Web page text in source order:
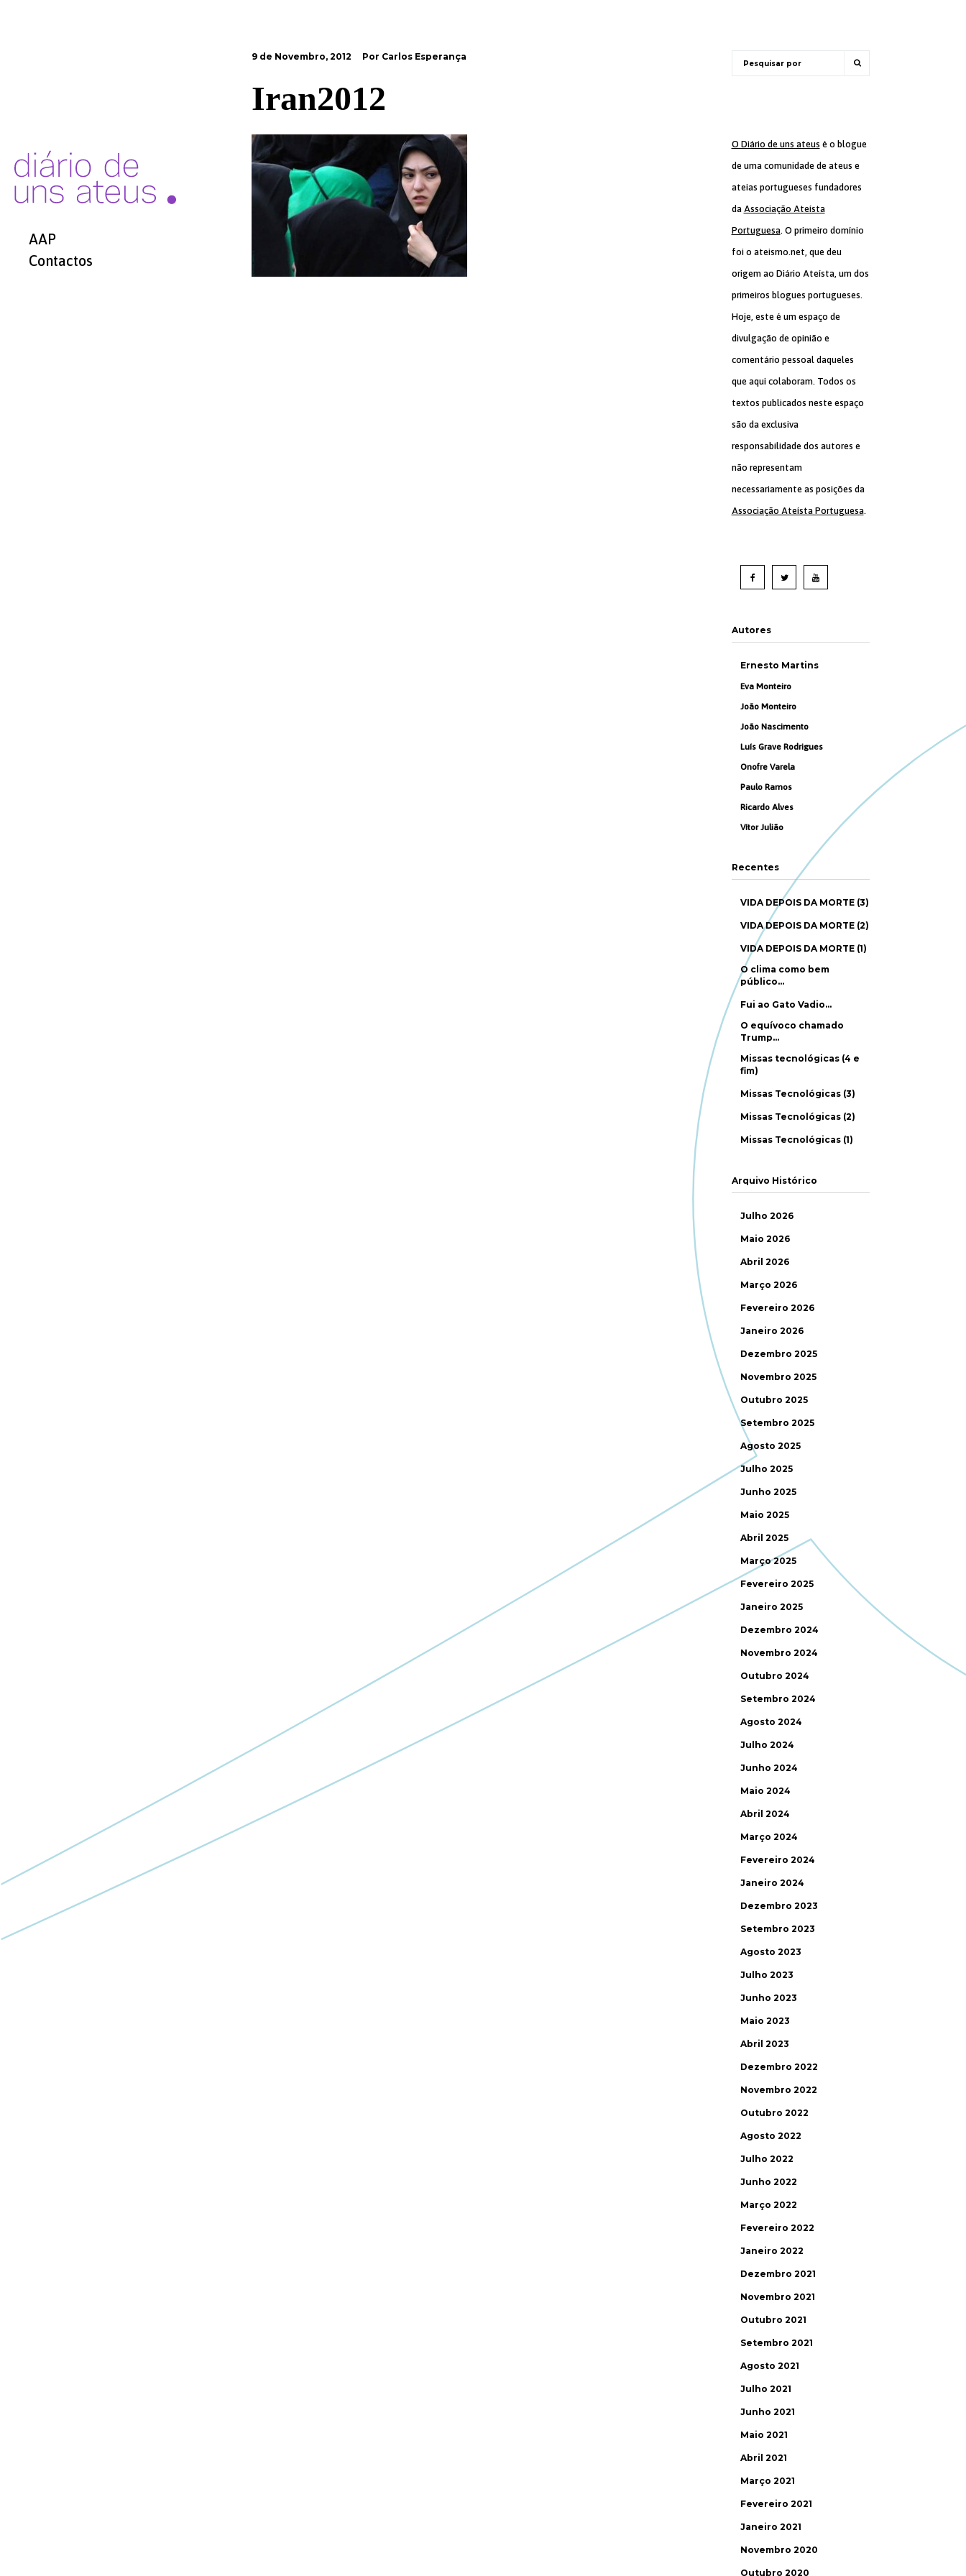
AAP
Contactos
9 de Novembro, 2012 Por Carlos Esperança
Iran2012
O Diário de uns ateus é o blogue
de uma comunidade de ateus e
ateias portugueses fundadores
da Associação Ateísta
Portuguesa. O primeiro domínio
foi o ateismo.net, que deu
origem ao Diário Ateísta, um dos
primeiros blogues portugueses.
Hoje, este é um espaço de
divulgação de opinião e
comentário pessoal daqueles
que aqui colaboram. Todos os
textos publicados neste espaço
são da exclusiva
responsabilidade dos autores e
não representam
necessariamente as posições da
Associação Ateísta Portuguesa.
Autores
Ernesto Martins
Eva Monteiro
João Monteiro
João Nascimento
Luís Grave Rodrigues
Onofre Varela
Paulo Ramos
Ricardo Alves
Vítor Julião
Recentes
VIDA DEPOIS DA MORTE (3)
VIDA DEPOIS DA MORTE (2)
VIDA DEPOIS DA MORTE (1)
O clima como bem
público…
Fui ao Gato Vadio…
O equívoco chamado
Trump…
Missas tecnológicas (4 e
fim)
Missas Tecnológicas (3)
Missas Tecnológicas (2)
Missas Tecnológicas (1)
Arquivo Histórico
Julho 2026
Maio 2026
Abril 2026
Março 2026
Fevereiro 2026
Janeiro 2026
Dezembro 2025
Novembro 2025
Outubro 2025
Setembro 2025
Agosto 2025
Julho 2025
Junho 2025
Maio 2025
Abril 2025
Março 2025
Fevereiro 2025
Janeiro 2025
Dezembro 2024
Novembro 2024
Outubro 2024
Setembro 2024
Agosto 2024
Julho 2024
Junho 2024
Maio 2024
Abril 2024
Março 2024
Fevereiro 2024
Janeiro 2024
Dezembro 2023
Setembro 2023
Agosto 2023
Julho 2023
Junho 2023
Maio 2023
Abril 2023
Dezembro 2022
Novembro 2022
Outubro 2022
Agosto 2022
Julho 2022
Junho 2022
Março 2022
Fevereiro 2022
Janeiro 2022
Dezembro 2021
Novembro 2021
Outubro 2021
Setembro 2021
Agosto 2021
Julho 2021
Junho 2021
Maio 2021
Abril 2021
Março 2021
Fevereiro 2021
Janeiro 2021
Novembro 2020
Outubro 2020